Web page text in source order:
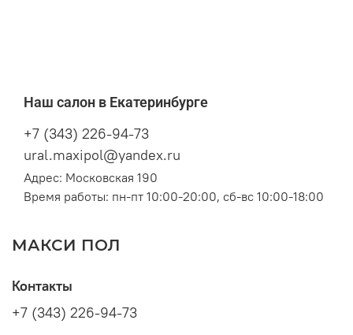
Наш салон в Екатеринбурге
+7 (343) 226-94-73
ural.maxipol@yandex.ru
Адрес: Московская 190
Время работы: пн-пт 10:00-20:00, сб-вс 10:00-18:00
МАКСИ ПОЛ
Контакты
+7 (343) 226-94-73